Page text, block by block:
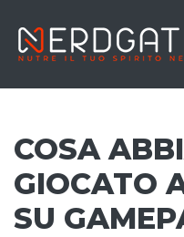
COSA
GIOCATO
SU